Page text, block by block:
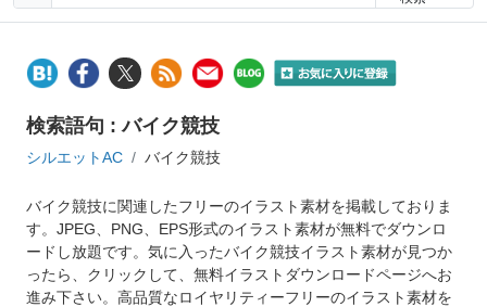
検索語句 : バイク競技
シルエットAC バイク競技
バイク競技に関連したフリーのイラスト素材を掲載しておりま
す。JPEG、PNG、EPS形式のイラスト素材が無料でダウンロ
ードし放題です。気に入ったバイク競技イラスト素材が見つか
ったら、クリックして、無料イラストダウンロードページへお
進み下さい。高品質なロイヤリティーフリーのイラスト素材を